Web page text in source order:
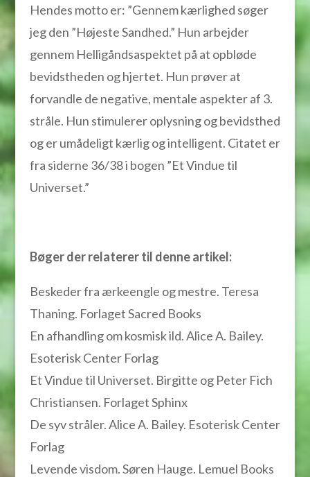
Hendes motto er: ”Gennem kærlighed søger
jeg den ”Højeste Sandhed.” Hun arbejder
gennem Helligåndsaspektet på at opbløde
bevidstheden og hjertet. Hun prøver at
forvandle de negative, mentale aspekter af 3.
stråle. Hun stimulerer oplysning og bevidsthed
og er umådeligt kærlig og intelligent. Citatet er
fra siderne 36/38 i bogen ”Et Vindue til
Universet.”
Bøger der relaterer til denne artikel:
Beskeder fra ærkeengle og mestre. Teresa
Thaning. Forlaget Sacred Books
En afhandling om kosmisk ild. Alice A. Bailey.
Esoterisk Center Forlag
Et Vindue til Universet. Birgitte og Peter Fich
Christiansen. Forlaget Sphinx
De syv stråler. Alice A. Bailey. Esoterisk Center
Forlag
Levende visdom. Søren Hauge. Lemuel Books